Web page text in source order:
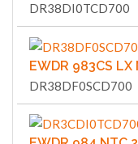
DR38DI0TCD700
EWDR 983CS LX
DR38DF0SCD700